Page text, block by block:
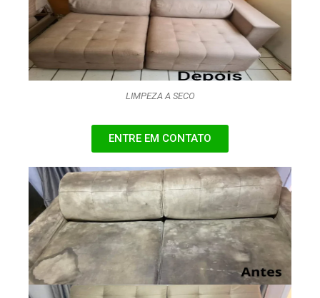
LIMPEZA A SECO
ENTRE EM CONTATO